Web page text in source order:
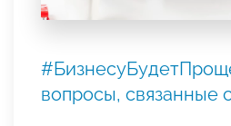
вопросы, связанные